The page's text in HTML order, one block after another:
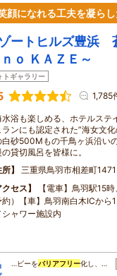
顔になれる工夫を凝ら
ートヒルズ豊浜
ｎｏ ＫＡＺＥ～
トギャラリー
1,785
水浴も楽しめる、ホテルス
ランにも認定された”海女文
白砂500Mもの千鳥ヶ浜沿い
の貸切風呂を皆様に。
所
三重県鳥羽市相差町1471
クセス
【電車】鳥羽駅15
約）【車】鳥羽南白木ICから
シャワー施設内
…ビーをバリアフリー化し、…